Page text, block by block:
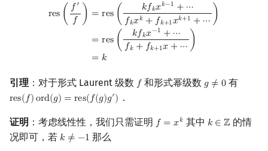
Powerful Number 筛
洲阁筛
类欧几里德算法
LGV 引理
最大团搜索算法
res ( 𝑓′
𝑓 ) = res ( 𝑘𝑓𝑘𝑥𝑘−1 +⋯
𝑓𝑘𝑥𝑘 + 𝑓𝑘+1𝑥𝑘+1 + ⋯ )
= res ( 𝑘𝑓𝑘𝑥−1 + ⋯
𝑓𝑘 + 𝑓𝑘+1𝑥 + ⋯ )
= 𝑘
fk xk −1 k+ xk+1+⋯) =res( −1
引理 ：对于形式 Laurent 级数 𝑓
f 和形式幂级数 𝑔 ≠ 0
g≠0 有
res(𝑓)ord(𝑔) = res(𝑓(𝑔)𝑔′)
res(f)ord(g)= res(f(g)g′) ．
证明 ：考虑线性性，我们只需证明 𝑓 = 𝑥𝑘
f= xk 其中 𝑘 ∈ ℤ
k∈Z
的情
况即可，若 𝑘 ≠ −1
k ≠−1 那么